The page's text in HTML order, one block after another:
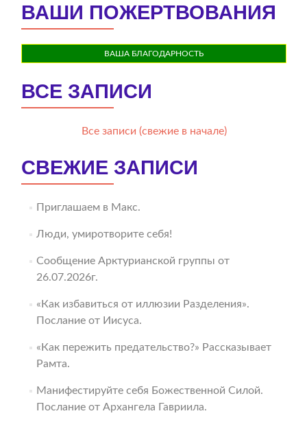
ВАШИ ПОЖЕРТВОВАНИЯ
ВАША БЛАГОДАРНОСТЬ
ВСЕ ЗАПИСИ
Все записи (свежие в начале)
СВЕЖИЕ ЗАПИСИ
Приглашаем в Макс.
Люди, умиротворите себя!
Сообщение Арктурианской группы от
26.07.2026г.
«Как избавиться от иллюзии Разделения».
Послание от Иисуса.
«Как пережить предательство?» Рассказывает
Рамта.
Манифестируйте себя Божественной Силой.
Послание от Архангела Гавриила.